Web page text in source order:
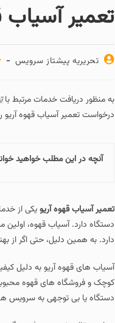
تعمیر آسیاب
تحریریه پیشتاز سرویس
به منظور دریافت خدمات مرتبط با
درخواست تعمیر آسیاب قهوه آریو
آنچه در این مطلب خواهید
تعمیر آسیاب قهوه آریویکی از
دستگاه دارد. آسیاب قهوه،
دارد. به همین دلیل، حتی اگر از
آسیاب‌ های قهوه آریو به دلیل
کوچک و فروشگاه‌ های قهوه
دستگاه یا بی‌ توجهی به سرویس‌